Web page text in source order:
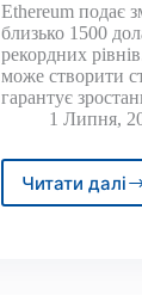
4,5
Ethereum подає
близько 1500
рекордних
може створити
гарантує
1 Липня,
Читати далі
Ставки